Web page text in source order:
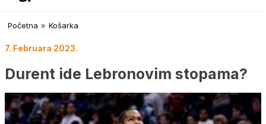
Početna » Košarka
7. Februara 2023.
Durent ide Lebronovim stopama?